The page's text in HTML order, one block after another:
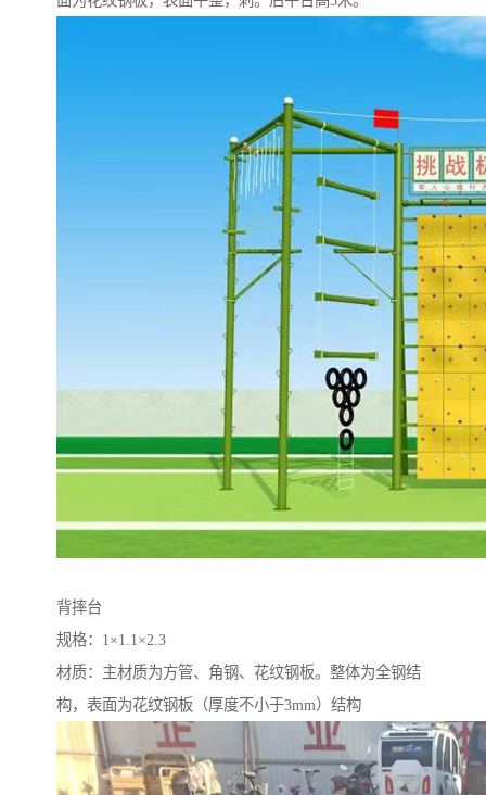
背摔台
规格：1×1.1×2.3
材质：主材质为方管、角钢、花纹钢板。整体为全钢结
构，表面为花纹钢板（厚度不小于3mm）结构